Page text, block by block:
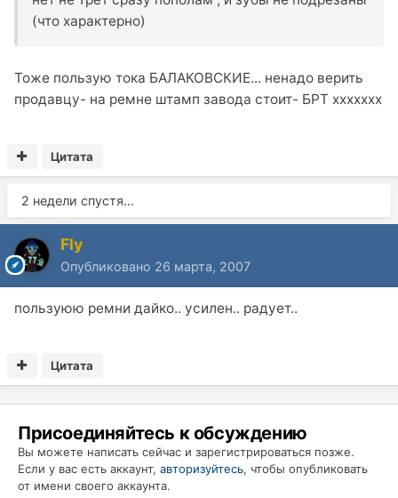
(что характерно)
Тоже пользую тока БАЛАКОВСКИЕ... ненадо верить
продавцу- на ремне штамп завода стоит- БРТ ххххххх
Цитата
2 недели спустя...
Fly
Опубликовано 26 марта, 2007
пользуюю ремни дайко.. усилен.. радует..
Цитата
Присоединяйтесь к обсуждению
Вы можете написать сейчас и зарегистрироваться позже.
Если у вас есть аккаунт, авторизуйтесь, чтобы опубликовать
от имени своего аккаунта.